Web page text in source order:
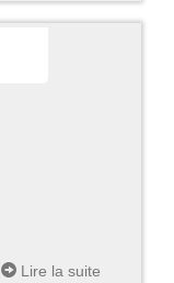
Lire la suite